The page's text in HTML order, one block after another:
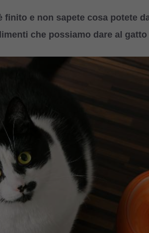
e non sapete cosa potete
che possiamo dare al